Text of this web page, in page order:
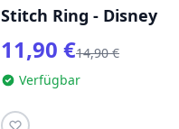
Stitch Ring - Disney
11,90 €14,90 €
Verfügbar